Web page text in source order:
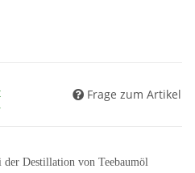
Frage zum Artikel
Destillation von Teebaumöl